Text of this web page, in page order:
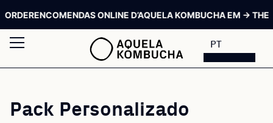
ENCOMENDAS ONLINE D’AQUELA KOMBUCHA EM → THE SIP
PT
Pack Personalizado